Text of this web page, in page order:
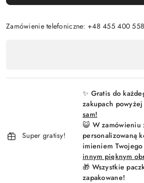
Zamówienie telefoniczne: +48 455 400 558
płatność
Super gratisy!
✨ Gratis do
zakupach powyżej
sam!
😺 W zamówieniu
personalizowaną
imieniem
innym pięknym
🎁 Wszystkie
zapakowane!